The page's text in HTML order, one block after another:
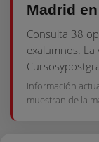
Madrid
Consulta 38
exalumnos.
Información
muestran de la